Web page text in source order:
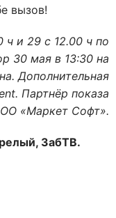
вызов!
ч и 29 с 12.00 ч по
30 мая в 13:30 на
Дополнительная
Партнёр показа
«Маркет Софт».
ЗабТВ.